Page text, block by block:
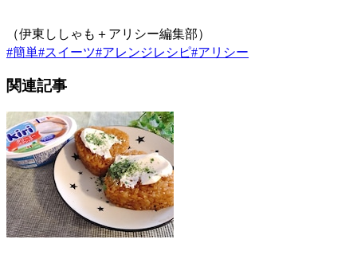
（伊東ししゃも＋アリシー編集部）
#簡単#スイーツ#アレンジレシピ#アリシー
関連記事